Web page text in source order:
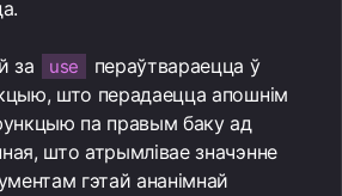
за use
пераўтвараецца ў
што перадаецца апошнім
па правым баку ад
што атрымлівае значэнне
гэтай ананімнай